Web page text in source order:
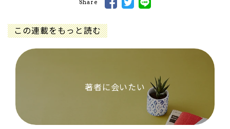
Share
この連載をもっと読む
著者に会いたい